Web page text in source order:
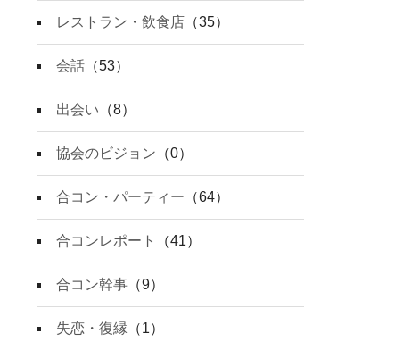
レストラン・飲食店 （35）
会話 （53）
出会い （8）
協会のビジョン （0）
合コン・パーティー （64）
合コンレポート （41）
合コン幹事 （9）
失恋・復縁 （1）